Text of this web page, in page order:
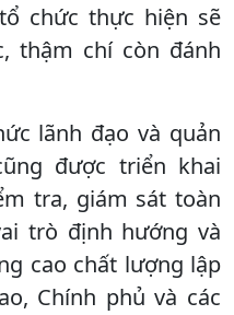
chức thực hiện sẽ
thậm chí còn đánh
lãnh đạo và quản
được triển khai
tra, giám sát toàn
trò định hướng và
cao chất lượng lập
Chính phủ và các